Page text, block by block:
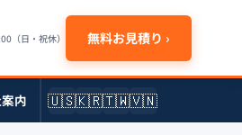
（日・祝休） 無料お見積り ›
内 🇺🇸🇰🇷🇹🇼🇻🇳